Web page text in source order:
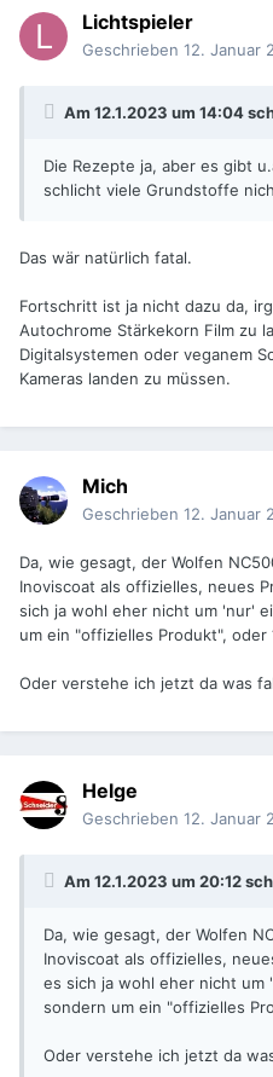
Lichtspieler
Geschrieben 12. Januar
Am 12.1.2023 um 14:04
Die Rezepte ja, aber es gibt
schlicht viele Grundstoffe
Das wär natürlich fatal.
Fortschritt ist ja nicht dazu da,
Autochrome Stärkekorn Film zu
Digitalsystemen oder veganem
Kameras landen zu müssen.
Mich
Geschrieben 12. Januar
Da, wie gesagt, der Wolfen
Inoviscoat als offizielles, neues
sich ja wohl eher nicht um 'nur'
um ein "offizielles Produkt", oder
Oder verstehe ich jetzt da was
Helge
Geschrieben 12. Januar
Am 12.1.2023 um 20:12
Da, wie gesagt, der Wolfen
Inoviscoat als offizielles,
es sich ja wohl eher nicht um
sondern um ein "offizielles
Oder verstehe ich jetzt da